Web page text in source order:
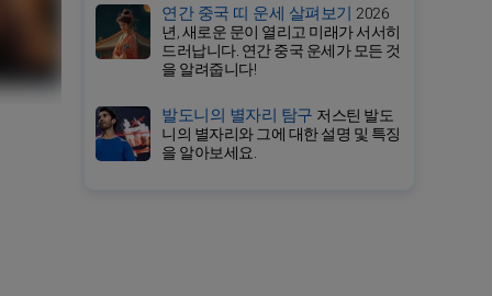
연간 중국 띠 운세 살펴보기 2026
년, 새로운 문이 열리고 미래가 서서히
드러납니다. 연간 중국 운세가 모든 것
을 알려줍니다!
발도니의 별자리 탐구 저스틴 발도
니의 별자리와 그에 대한 설명 및 특징
을 알아보세요.